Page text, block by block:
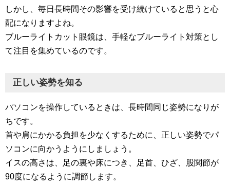
しかし、毎日長時間その影響を受け続けていると思うと心
配になりますよね。
ブルーライトカット眼鏡は、手軽なブルーライト対策とし
て注目を集めているのです。
正しい姿勢を知る
パソコンを操作しているときは、長時間同じ姿勢になりが
ちです。
首や肩にかかる負担を少なくするために、正しい姿勢でパ
ソコンに向かうようにしましょう。
イスの高さは、足の裏や床につき、足首、ひざ、股関節が
90度になるように調節します。